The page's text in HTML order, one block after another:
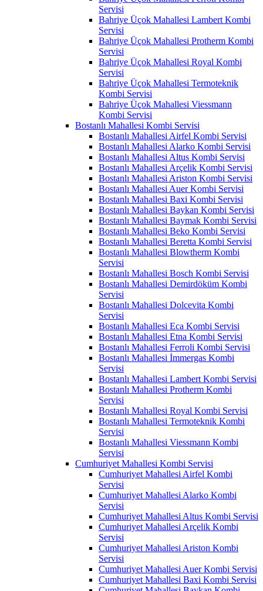
Servisi
Bahriye Üçok Mahallesi Lambert Kombi
Servisi
Bahriye Üçok Mahallesi Protherm Kombi
Servisi
Bahriye Üçok Mahallesi Royal Kombi
Servisi
Bahriye Üçok Mahallesi Termoteknik
Kombi Servisi
Bahriye Üçok Mahallesi Viessmann
Kombi Servisi
Bostanlı Mahallesi Kombi Servisi
Bostanlı Mahallesi Airfel Kombi Servisi
Bostanlı Mahallesi Alarko Kombi Servisi
Bostanlı Mahallesi Altus Kombi Servisi
Bostanlı Mahallesi Arçelik Kombi Servisi
Bostanlı Mahallesi Ariston Kombi Servisi
Bostanlı Mahallesi Auer Kombi Servisi
Bostanlı Mahallesi Baxi Kombi Servisi
Bostanlı Mahallesi Baykan Kombi Servisi
Bostanlı Mahallesi Baymak Kombi Servisi
Bostanlı Mahallesi Beko Kombi Servisi
Bostanlı Mahallesi Beretta Kombi Servisi
Bostanlı Mahallesi Blowtherm Kombi
Servisi
Bostanlı Mahallesi Bosch Kombi Servisi
Bostanlı Mahallesi Demirdöküm Kombi
Servisi
Bostanlı Mahallesi Dolcevita Kombi
Servisi
Bostanlı Mahallesi Eca Kombi Servisi
Bostanlı Mahallesi Etna Kombi Servisi
Bostanlı Mahallesi Ferroli Kombi Servisi
Bostanlı Mahallesi İmmergas Kombi
Servisi
Bostanlı Mahallesi Lambert Kombi Servisi
Bostanlı Mahallesi Protherm Kombi
Servisi
Bostanlı Mahallesi Royal Kombi Servisi
Bostanlı Mahallesi Termoteknik Kombi
Servisi
Bostanlı Mahallesi Viessmann Kombi
Servisi
Cumhuriyet Mahallesi Kombi Servisi
Cumhuriyet Mahallesi Airfel Kombi
Servisi
Cumhuriyet Mahallesi Alarko Kombi
Servisi
Cumhuriyet Mahallesi Altus Kombi Servisi
Cumhuriyet Mahallesi Arçelik Kombi
Servisi
Cumhuriyet Mahallesi Ariston Kombi
Servisi
Cumhuriyet Mahallesi Auer Kombi Servisi
Cumhuriyet Mahallesi Baxi Kombi Servisi